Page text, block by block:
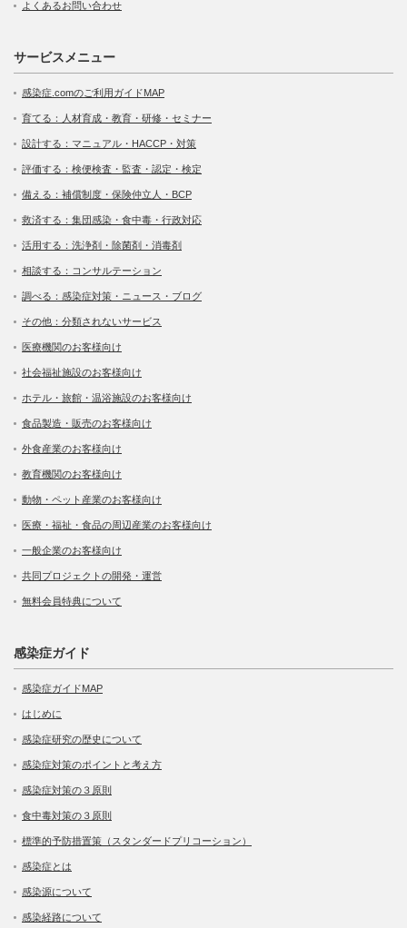
よくあるお問い合わせ
サービスメニュー
感染症.comのご利用ガイドMAP
育てる：人材育成・教育・研修・セミナー
設計する：マニュアル・HACCP・対策
評価する：検便検査・監査・認定・検定
備える：補償制度・保険仲立人・BCP
救済する：集団感染・食中毒・行政対応
活用する：洗浄剤・除菌剤・消毒剤
相談する：コンサルテーション
調べる：感染症対策・ニュース・ブログ
その他：分類されないサービス
医療機関のお客様向け
社会福祉施設のお客様向け
ホテル・旅館・温浴施設のお客様向け
食品製造・販売のお客様向け
外食産業のお客様向け
教育機関のお客様向け
動物・ペット産業のお客様向け
医療・福祉・食品の周辺産業のお客様向け
一般企業のお客様向け
共同プロジェクトの開発・運営
無料会員特典について
感染症ガイド
感染症ガイドMAP
はじめに
感染症研究の歴史について
感染症対策のポイントと考え方
感染症対策の３原則
食中毒対策の３原則
標準的予防措置策（スタンダードプリコーション）
感染症とは
感染源について
感染経路について